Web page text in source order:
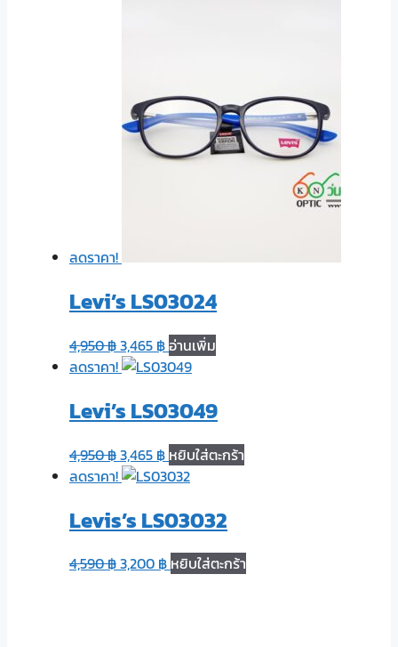
ลดราคา!
Levi’s LS03024
4,950฿3,465 ฿อ่านเพิ่ม
ลดราคา!
Levi’s LS03049
4,950฿3,465 ฿ หยิบใส่ตะกร้า
ลดราคา!
Levis’s LS03032
4,590฿3,200 ฿ หยิบใส่ตะกร้า